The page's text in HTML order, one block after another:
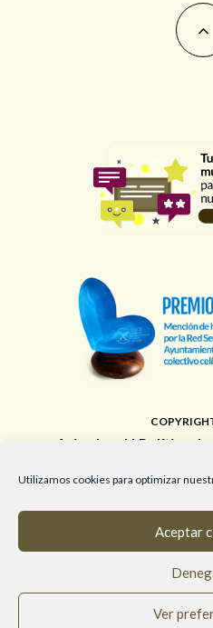
Utilizamos cookies para optimizar
Aceptar
Ver
Aviso legal| Política
T. 955 472 903 / M. 682 058